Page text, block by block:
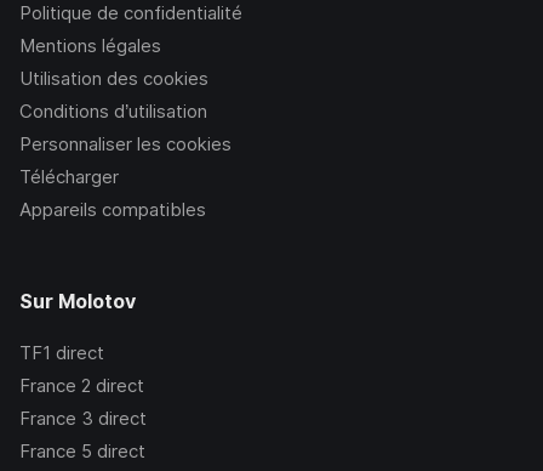
Politique de confidentialité
Mentions légales
Utilisation des cookies
Conditions d’utilisation
Personnaliser les cookies
Télécharger
Appareils compatibles
Sur Molotov
TF1 direct
France 2 direct
France 3 direct
France 5 direct